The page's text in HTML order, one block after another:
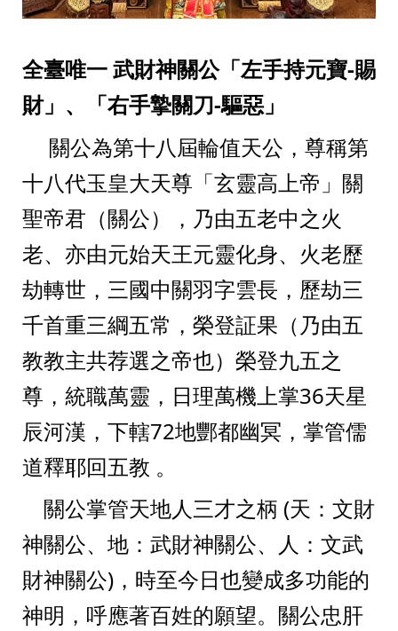
全臺唯一 武財神關公「左手持元寶-賜
財」、「右手摯關刀-驅惡」
關公為第十八屆輪值天公，尊稱第
十八代玉皇大天尊「玄靈高上帝」關
聖帝君（關公），乃由五老中之火
老、亦由元始天王元靈化身、火老歷
劫轉世，三國中關羽字雲長，歷劫三
千首重三綱五常，榮登証果（乃由五
教教主共荐選之帝也）榮登九五之
尊，統職萬靈，日理萬機上掌36天星
辰河漢，下轄72地酆都幽冥，掌管儒
道釋耶回五教 。
關公掌管天地人三才之柄 (天：文財
神關公、地：武財神關公、人：文武
財神關公)，時至今日也變成多功能的
神明，呼應著百姓的願望。關公忠肝